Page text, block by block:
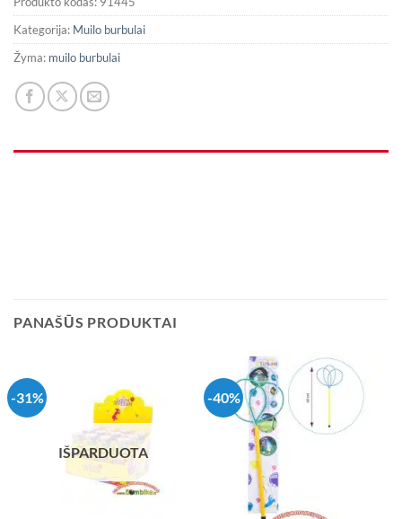
Kategorija: Muilo burbulai
Žyma: muilo burbulai
PANAŠŪS PRODUKTAI
-31%
IŠPARDUOTA
-40%